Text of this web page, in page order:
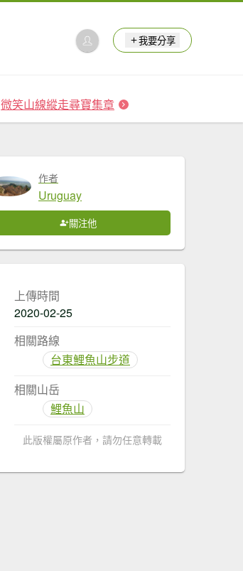
我要分享
微笑山線縱走尋寶集章
作者
Uruguay
關注他
上傳時間
2020-02-25
相關路線
台東鯉魚山步道
相關山岳
鯉魚山
此版權屬原作者，請勿任意轉載